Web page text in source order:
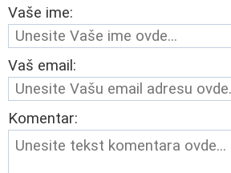
Vaše ime:
Vaš email:
Komentar: